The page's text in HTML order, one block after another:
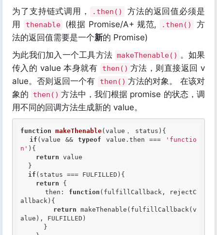
为了支持链式调用， .then()
方法的返回值必须是
用
thenable (根据 Promise/A+ 规范, .then()
方
法的返回值需要是一个新的 Promise)
为此我们加入一个工具方法 makeThenable() 。如果
传入的 value 本身就有
then() 方法，则直接返回 v
alue。否则返回一个有
then() 方法的对象。 在该对
象的
then() 方法中，我们根据 promise 的状态，调
用不同的回调方法生成新的 value。
function makeThenable(value， status) {
if (value && typeof value.then ===
'functio
n' ){
return value
if (status === FULFILLED){
return {
      then:
function (fulfillCallback, rejectC
allback) {
return makeThenable(fulfillCallback(v
alue), FULFILLED)